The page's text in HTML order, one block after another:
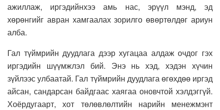
ажиллаж, иргэдийнхээ амь нас, эрүүл мэнд, эд
хөрөнгийг авран хамгаалах зорилго өвөртөлдөг ариун
алба.
Гал түймрийн дуудлага дээр хугацаа алдаж очдог гэх
иргэдийн шүүмжлэл бий. Энэ нь хэд, хэдэн хүчин
зүйлээс улбаатай. Гал түймрийн дуудлага өгөхдөө иргэд
айсан, сандарсан байдгаас хаягаа оновчтой хэлдэггүй.
Хоёрдугаарт, хот төлөвлөлтийн нарийн менежмэнт